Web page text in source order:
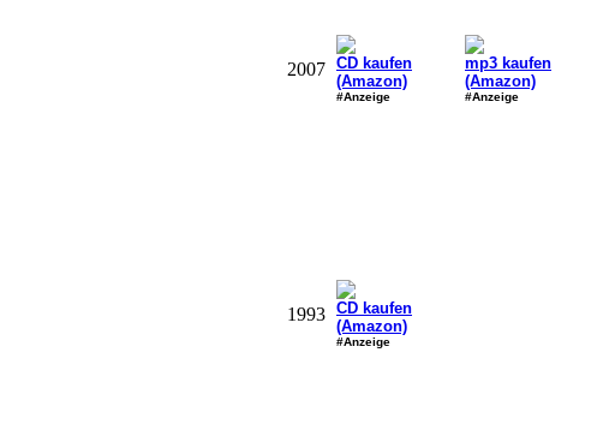
2007 CD kaufen
(Amazon)
#Anzeige
mp3 kaufen
(Amazon)
#Anzeige
1993 CD kaufen
(Amazon)
#Anzeige